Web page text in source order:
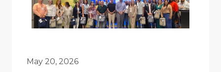
May 20, 2026